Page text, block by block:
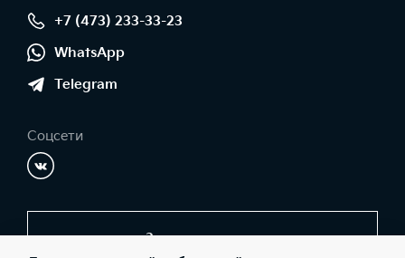
+7 (473) 233-33-23
WhatsApp
Telegram
Соцсети
Заказать звонок